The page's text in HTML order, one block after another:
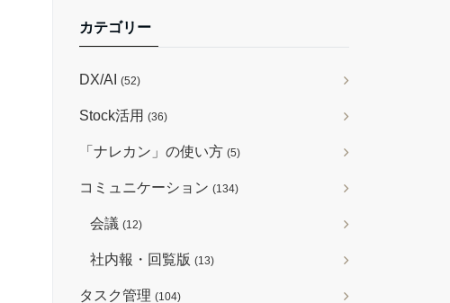
カテゴリー
DX/AI (52)
Stock活用 (36)
「ナレカン」の使い方 (5)
コミュニケーション (134)
会議 (12)
社内報・回覧版 (13)
タスク管理 (104)